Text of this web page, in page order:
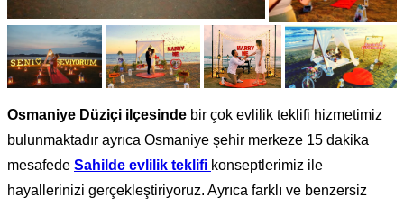
Osmaniye Düziçi ilçesinde bir çok evlilik teklifi hizmetimiz
bulunmaktadır ayrıca Osmaniye şehir merkeze 15 dakika
mesafede Sahilde evlilik teklifi konseptlerimiz ile
hayallerinizi gerçekleştiriyoruz. Ayrıca farklı ve benzersiz